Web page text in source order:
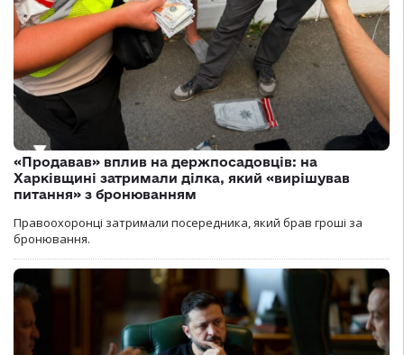
«Продавав» вплив на держпосадовців: на
Харківщині затримали ділка, який «вирішував
питання» з бронюванням
Правоохоронці затримали посередника, який брав гроші за
бронювання.